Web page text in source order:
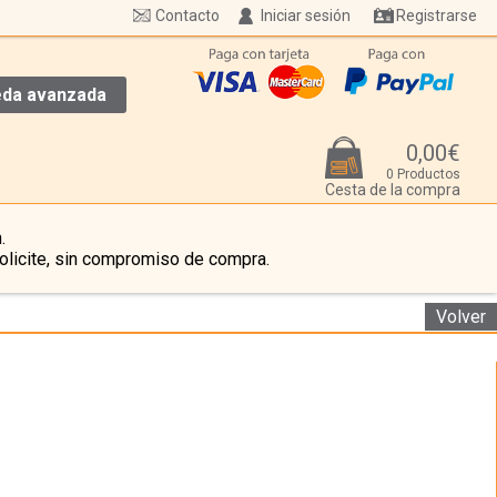
Iniciar sesión Registrarse
Contacto
avanzada
0,00€
0 Productos
Cesta de la compra
sin compromiso de compra.
Volver